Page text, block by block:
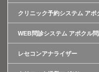
クリニック予約システム アポ
WEB問診システム アポクル
レセコンアナライザー